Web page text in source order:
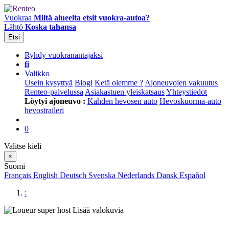
Vuokraa Miltä alueelta etsit vuokra-autoa?
Lähtö Koska tahansa
Etsi
Ryhdy vuokranantajaksi
fi
Valikko
Usein kysyttyä Blogi Ketä olemme ? Ajoneuvojen vakuutus
Renteo-palvelussa Asiakastuen yleiskatsausYhteystiedot
Löytyi ajoneuvo : Kahden hevosen auto Hevoskuorma-auto
hevostraileri
0
Valitse kieli
×
Suomi
Français English Deutsch Svenska Nederlands Dansk Español
:
Lisää valokuvia